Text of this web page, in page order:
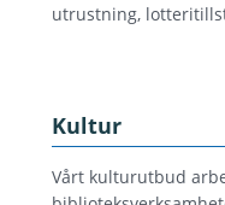
utrustning,
Kultur
Vårt kulturutbud